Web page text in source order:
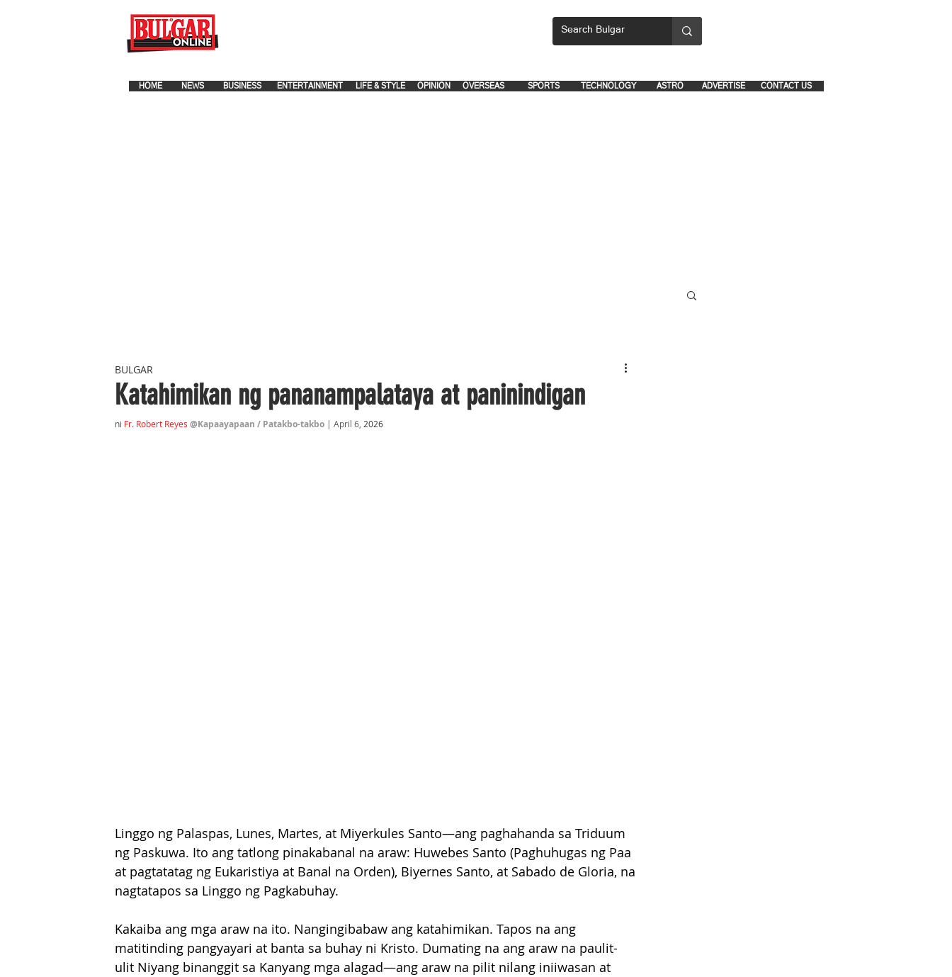
CONTACT US
ADVERTISE
ASTRO
TECHNOLOGY
SPORTS
OVERSEAS
OPINION
LIFE & STYLE
ENTERTAINMENT
NEWS
HOME BUSINESS . .
Katahimikan ng pananampalataya at paninindigan
BULGAR
ni Fr. Robert Reyes @Kapaayapaan / Patakbo-takbo | April 6, 2026
Linggo ng Palaspas, Lunes, Martes, at Miyerkules Santo—ang paghahanda sa Triduum
ng Paskuwa. Ito ang tatlong pinakabanal na araw: Huwebes Santo (Paghuhugas ng Paa
at pagtatatag ng Eukaristiya at Banal na Orden), Biyernes Santo, at Sabado de Gloria, na
nagtatapos sa Linggo ng Pagkabuhay.
Kakaiba ang mga araw na ito. Nangingibabaw ang katahimikan. Tapos na ang
matitinding pangyayari at banta sa buhay ni Kristo. Dumating na ang araw na paulit-
ulit Niyang binanggit sa Kanyang mga alagad—ang araw na pilit nilang iniiwasan at